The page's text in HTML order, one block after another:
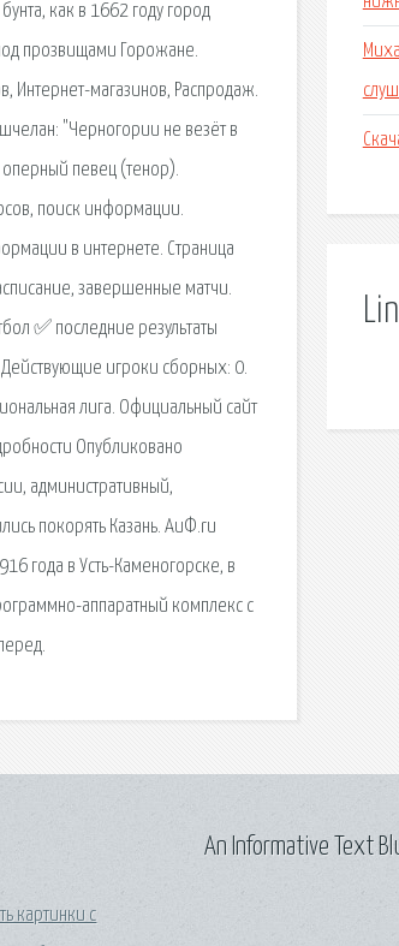
как в 1662 году город
прозвищами Горожане.
Интернет-магазинов, Распродаж.
"Черногории не везёт в
оперный певец (тенор).
поиск информации.
в интернете. Страница
завершенные матчи.
✅ последние результаты
игроки сборных: 0.
лига. Официальный сайт
Опубликовано
административный,
покорять Казань. АиФ.ru
года в Усть-Каменогорске, в
аппаратный комплекс с
картинки с
An Informative Text